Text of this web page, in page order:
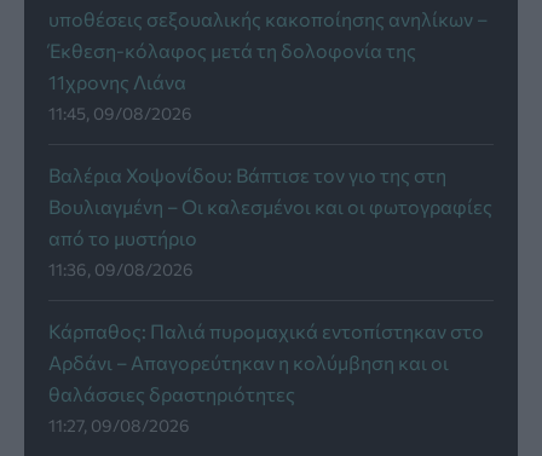
υποθέσεις σεξουαλικής κακοποίησης ανηλίκων –
Έκθεση-κόλαφος μετά τη δολοφονία της
11χρονης Λιάνα
11:45, 09/08/2026
Βαλέρια Χοψονίδου: Βάπτισε τον γιο της στη
Βουλιαγμένη – Οι καλεσμένοι και οι φωτογραφίες
από το μυστήριο
11:36, 09/08/2026
Κάρπαθος: Παλιά πυρομαχικά εντοπίστηκαν στο
Αρδάνι – Απαγορεύτηκαν η κολύμβηση και οι
θαλάσσιες δραστηριότητες
11:27, 09/08/2026